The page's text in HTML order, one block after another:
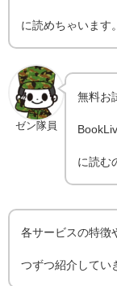
に読めちゃいます。
ゼン隊員
無料お
に読む
各サービスの特徴
つずつ紹介してい